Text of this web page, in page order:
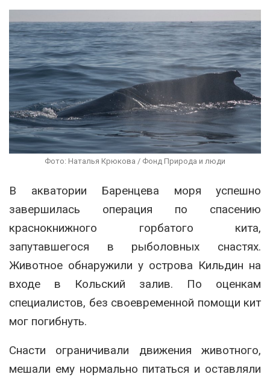
Фото: Наталья Крюкова / Фонд Природа и люди
В акватории Баренцева моря успешно
завершилась операция по спасению
краснокнижного горбатого кита,
запутавшегося в рыболовных снастях.
Животное обнаружили у острова Кильдин на
входе в Кольский залив. По оценкам
специалистов, без своевременной помощи кит
мог погибнуть.
Снасти ограничивали движения животного,
мешали ему нормально питаться и оставляли